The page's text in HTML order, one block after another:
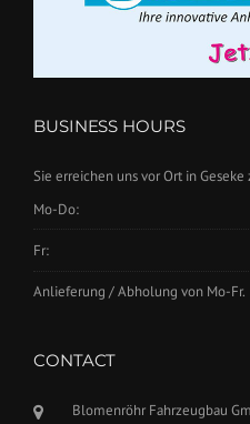
BUSINESS HOURS
Sie erreichen uns vor Ort in
Mo-Do:
Fr:
Anlieferung / Abholung von Mo-Fr.
CONTACT
Blomenröhr Fahrzeugbau